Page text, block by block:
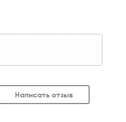
Написать отзыв